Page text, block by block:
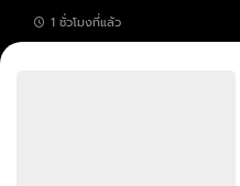
หญิง
วัย
1 ชั่วโมงที่แล้ว